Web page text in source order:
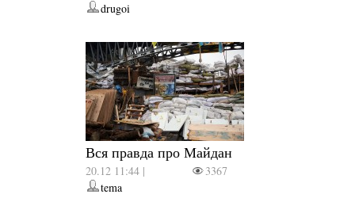
drugoi
Вся правда про Майдан
20.12 11:44 |
3367
tema